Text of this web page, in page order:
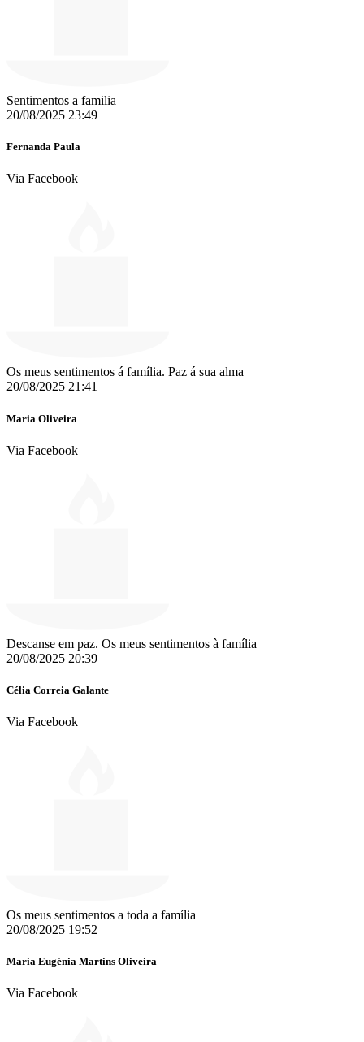
Sentimentos a familia
20/08/2025 23:49
Fernanda Paula
Via Facebook
Os meus sentimentos á família. Paz á sua alma
20/08/2025 21:41
Maria Oliveira
Via Facebook
Descanse em paz. Os meus sentimentos à família
20/08/2025 20:39
Célia Correia Galante
Via Facebook
Os meus sentimentos a toda a família
20/08/2025 19:52
Maria Eugénia Martins Oliveira
Via Facebook